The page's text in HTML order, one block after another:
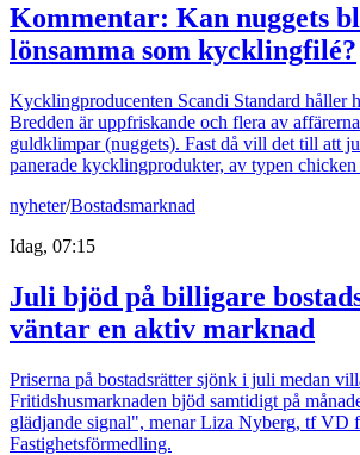
Kommentar: Kan nuggets
lönsamma som kycklingfilé?
Kycklingproducenten Scandi Standard håller
Bredden är uppfriskande och flera av
guldklimpar (nuggets). Fast då vill det till att
panerade kycklingprodukter, av typen
nyheter/Bostadsmarknad
Idag, 07:15
Juli bjöd på billigare
väntar en aktiv marknad
Priserna på bostadsrätter sjönk i juli medan
Fritidshusmarknaden bjöd samtidigt på
glädjande signal", menar Liza Nyberg, tf VD
Fastighetsförmedling.